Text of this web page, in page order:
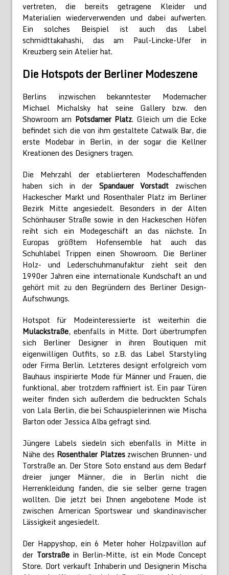
vertreten, die bereits getragene Kleider und
Materialien wiederverwenden und dabei aufwerten.
Ein solches Beispiel ist auch das Label
schmidttakahashi, das am Paul-Lincke-Ufer in
Kreuzberg sein Atelier hat.
Die Hotspots der Berliner Modeszene
Berlins inzwischen bekanntester Modemacher
Michael Michalsky hat seine Gallery bzw. den
Showroom am Potsdamer Platz. Gleich um die Ecke
befindet sich die von ihm gestaltete Catwalk Bar, die
erste Modebar in Berlin, in der sogar die Kellner
Kreationen des Designers tragen.
Die Mehrzahl der etablierteren Modeschaffenden
haben sich in der Spandauer Vorstadt zwischen
Hackescher Markt und Rosenthaler Platz im Berliner
Bezirk Mitte angesiedelt. Besonders in der Alten
Schönhauser Straße sowie in den Hackeschen Höfen
reiht sich ein Modegeschäft an das nächste. In
Europas größtem Hofensemble hat auch das
Schuhlabel Trippen einen Showroom. Die Berliner
Holz- und Lederschuhmanufaktur zieht seit den
1990er Jahren eine internationale Kundschaft an und
gehört mit zu den Begründern des Berliner Design-
Aufschwungs.
Hotspot für Modeinteressierte ist weiterhin die
Mulackstraße, ebenfalls in Mitte. Dort übertrumpfen
sich Berliner Designer in ihren Boutiquen mit
eigenwilligen Outfits, so z.B. das Label Starstyling
oder Firma Berlin. Letzteres designt erfolgreich vom
Bauhaus inspirierte Mode für Männer und Frauen, die
funktional, aber trotzdem raffiniert ist. Ein paar Türen
weiter finden sich außerdem die bedruckten Schals
von Lala Berlin, die bei Schauspielerinnen wie Mischa
Barton oder Jessica Alba gefragt sind.
Jüngere Labels siedeln sich ebenfalls in Mitte in
Nähe des Rosenthaler Platzeszwischen Brunnen- und
Torstraße an. Der Store Soto enstand aus dem Bedarf
dreier junger Männer, die in Berlin nicht die
Herrenkleidung fanden, die sie selber gerne tragen
wollten. Die jetzt bei Ihnen angebotene Mode ist
zwischen American Sportswear und skandinavischer
Lässigkeit angesiedelt.
Der Happyshop, ein 6 Meter hoher Holzpavillon auf
der Torstraßein Berlin-Mitte, ist ein Mode Concept
Store. Dort verkauft Inhaberin und Designerin Mischa